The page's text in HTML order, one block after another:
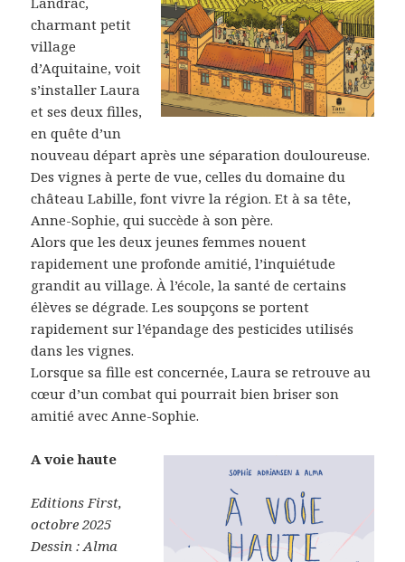
charmant petit
village
d’Aquitaine, voit
s’installer Laura
et ses deux filles,
en quête d’un
nouveau départ après une séparation douloureuse.
Des vignes à perte de vue, celles du domaine du
château Labille, font vivre la région. Et à sa tête,
Anne-Sophie, qui succède à son père.
Alors que les deux jeunes femmes nouent
rapidement une profonde amitié, l’inquiétude
grandit au village. À l’école, la santé de certains
élèves se dégrade. Les soupçons se portent
rapidement sur l’épandage des pesticides utilisés
dans les vignes.
Lorsque sa fille est concernée, Laura se retrouve au
cœur d’un combat qui pourrait bien briser son
amitié avec Anne-Sophie.
A voie haute
Editions First,
octobre 2025
Dessin : Alma